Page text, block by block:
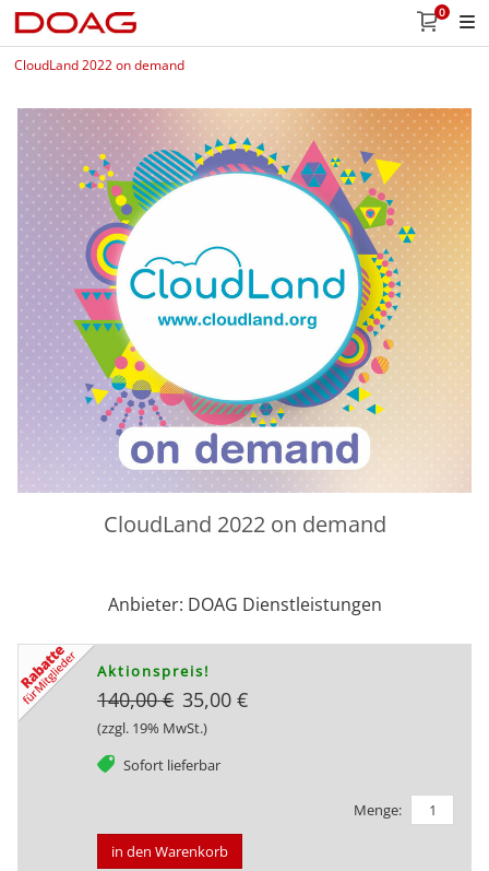
0
CloudLand 2022 on demand
CloudLand 2022 on demand
Anbieter: DOAG Dienstleistungen
Aktionspreis!
140,00 € 35,00 €
(zzgl. 19% MwSt.)
Sofort lieferbar
tag
Menge:
in den Warenkorb